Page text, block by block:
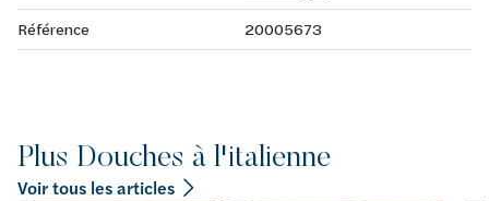
Référence
20005673
Plus Douches à l'italienne
Voir tous les articles